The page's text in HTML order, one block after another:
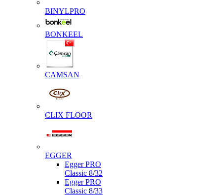
BINYLPRO
BONKEEL
CAMSAN
CLIX FLOOR
EGGER
Egger PRO
Classic 8/32
Egger PRO
Classic 8/33